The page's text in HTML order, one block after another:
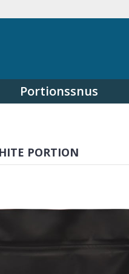
Portionssnus
PORTION